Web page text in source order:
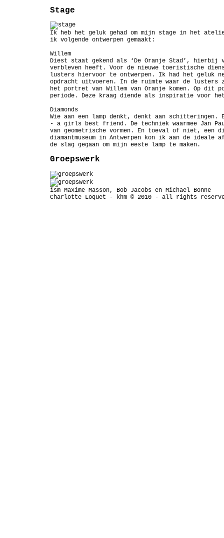
Stage
Ik heb het geluk gehad om mijn stage in het
ik volgende ontwerpen gemaakt:
Willem
Diest staat gekend als ‘De Oranje Stad’, hierbij
verbleven heeft. Voor de nieuwe toeristische
lusters hiervoor te ontwerpen. Ik had het geluk
opdracht uitvoeren. In de ruimte waar de lusters
het portret van Willem van Oranje komen. Op dit
periode. Deze kraag diende als inspiratie voor
Diamonds
Wie aan een lamp denkt, denkt aan
- a girls best friend. De techniek waarmee Jan
van geometrische vormen. En toeval of niet,
diamantmuseum in Antwerpen kon ik aan de
de slag gegaan om mijn eeste lamp te maken.
Groepswerk
ism Maxime Masson, Bob Jacobs en Michael Bonne
Charlotte Loquet -
khm © 2010 - all rights